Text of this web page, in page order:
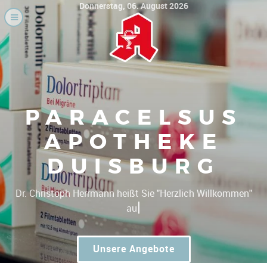
Donnerstag, 06. August 2026
PARACELSUS
APOTHEKE
DUISBURG
Dr. Christoph Herrmann heißt|
Unsere Angebote